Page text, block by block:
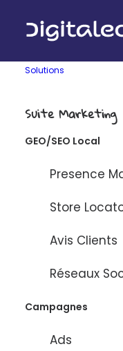
Solutions
Suite Marketing
GEO/SEO Local
Presence
Store
Avis Clients
Réseaux
Campagnes
Ads